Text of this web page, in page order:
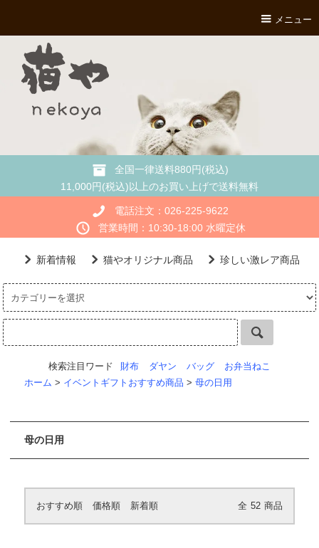
メニュー
全国一律送料880円(税込)
11,000円(税込)以上のお買い上げで送料無料
電話注文：026-225-9622
営業時間：10:30-18:00 水曜定休
新着情報 猫やオリジナル商品 珍しい激レア商品
検索注目ワード 財布 ダヤン バッグ
お弁当ねこ
ホーム > イベントギフトおすすめ商品 > 母の日用
母の日用
おすすめ順 価格順 新着順 全 52 商品